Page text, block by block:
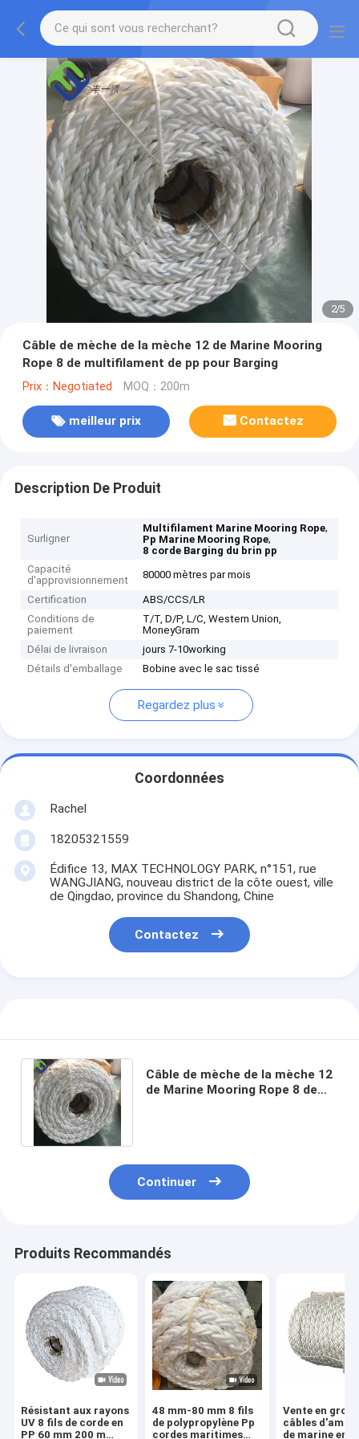
2/5
Câble de mèche de la mèche 12 de Marine Mooring
Rope 8 de multifilament de pp pour Barging
Prix：Negotiated MOQ：200m
meilleur prix Contactez
Description De Produit
Surligner
Multifilament Marine Mooring Rope,
Pp Marine Mooring Rope,
8 corde Barging du brin pp
Capacité
d'approvisionnement
80000 mètres par mois
Certification
ABS/CCS/LR
Conditions de
paiement
T/T, D/P, L/C, Western Union,
MoneyGram
Délai de livraison
jours 7-10working
Détails d'emballage
Bobine avec le sac tissé
Regardez plus
Coordonnées
Rachel
18205321559
Édifice 13, MAX TECHNOLOGY PARK, n°151, rue
WANGJIANG, nouveau district de la côte ouest, ville
de Qingdao, province du Shandong, Chine
Contactez
Câble de mèche de la mèche 12
de Marine Mooring Rope 8 de
Continuer
Produits Recommandés
Résistant aux rayons
UV 8 fils de corde en
PP 60 mm 200 m
48 mm-80 mm 8 fils
de polypropylène Pp
cordes maritimes
Vente en gros
câbles
de marine en